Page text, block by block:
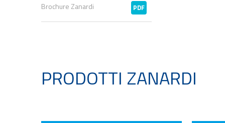
Brochure Zanardi PDF
PRODOTTI ZANARDI